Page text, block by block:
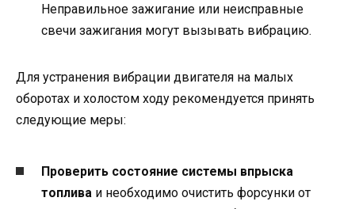
Неправильное зажигание или неисправные
свечи зажигания могут вызывать вибрацию.
Для устранения вибрации двигателя на малых
оборотах и холостом ходу рекомендуется принять
следующие меры:
Проверить состояние системы впрыска
топлива и необходимо очистить форсунки от